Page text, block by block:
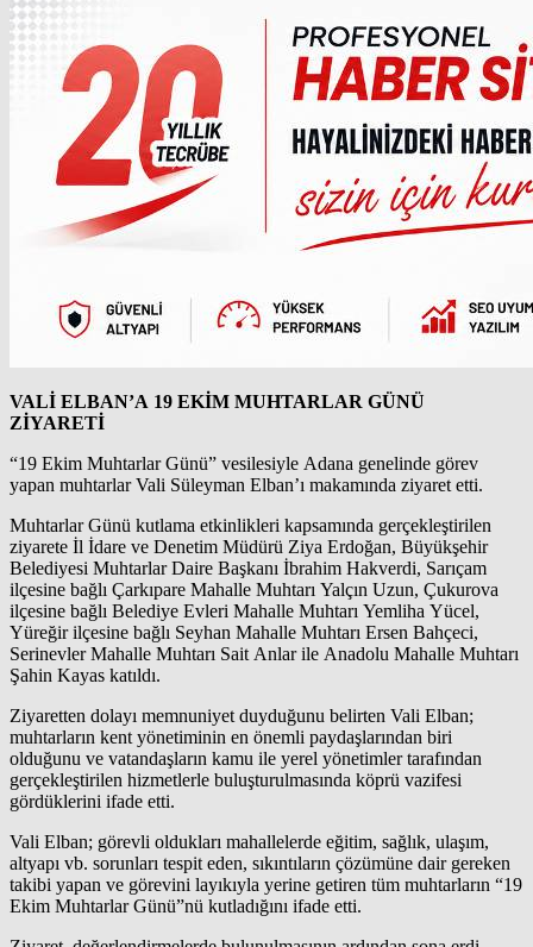
VALİ ELBAN’A 19 EKİM MUHTARLAR GÜNÜ
ZİYARETİ
“19 Ekim Muhtarlar Günü” vesilesiyle Adana genelinde görev
yapan muhtarlar Vali Süleyman Elban’ı makamında ziyaret etti.
Muhtarlar Günü kutlama etkinlikleri kapsamında gerçekleştirilen
ziyarete İl İdare ve Denetim Müdürü Ziya Erdoğan, Büyükşehir
Belediyesi Muhtarlar Daire Başkanı İbrahim Hakverdi, Sarıçam
ilçesine bağlı Çarkıpare Mahalle Muhtarı Yalçın Uzun, Çukurova
ilçesine bağlı Belediye Evleri Mahalle Muhtarı Yemliha Yücel,
Yüreğir ilçesine bağlı Seyhan Mahalle Muhtarı Ersen Bahçeci,
Serinevler Mahalle Muhtarı Sait Anlar ile Anadolu Mahalle Muhtarı
Şahin Kayas katıldı.
Ziyaretten dolayı memnuniyet duyduğunu belirten Vali Elban;
muhtarların kent yönetiminin en önemli paydaşlarından biri
olduğunu ve vatandaşların kamu ile yerel yönetimler tarafından
gerçekleştirilen hizmetlerle buluşturulmasında köprü vazifesi
gördüklerini ifade etti.
Vali Elban; görevli oldukları mahallelerde eğitim, sağlık, ulaşım,
altyapı vb. sorunları tespit eden, sıkıntıların çözümüne dair gereken
takibi yapan ve görevini layıkıyla yerine getiren tüm muhtarların “19
Ekim Muhtarlar Günü”nü kutladığını ifade etti.